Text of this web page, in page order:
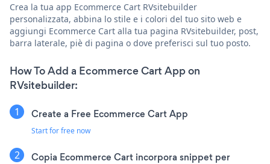
Crea la tua app Ecommerce Cart RVsitebuilder
personalizzata, abbina lo stile e i colori del tuo sito web e
aggiungi Ecommerce Cart alla tua pagina RVsitebuilder, post,
barra laterale, piè di pagina o dove preferisci sul tuo posto.
How To Add a Ecommerce Cart App on
RVsitebuilder:
Create a Free Ecommerce Cart App
Start for free now
Copia Ecommerce Cart incorpora snippet per